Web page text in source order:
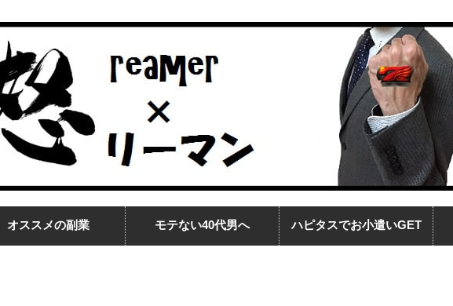
オススメの副業 モテない40代男へ ハピタスでお小遣いGET